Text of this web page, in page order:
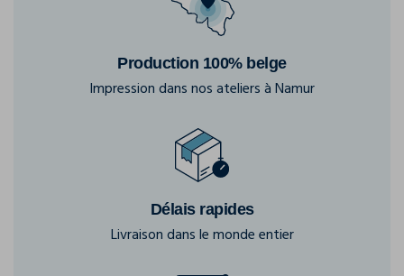
Production 100% belge
Impression dans nos ateliers à Namur
Délais rapides
Livraison dans le monde entier